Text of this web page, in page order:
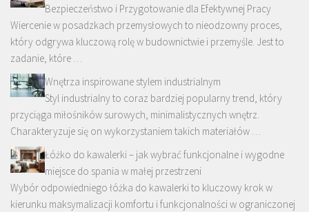
Bezpieczeństwo i Przygotowanie dla Efektywnej Pracy
Wiercenie w posadzkach przemysłowych to nieodzowny proces,
który odgrywa kluczową rolę w budownictwie i przemyśle. Jest to
zadanie, które …
Wnętrza inspirowane stylem industrialnym
Styl industrialny to coraz bardziej popularny trend, który
przyciąga miłośników surowych, minimalistycznych wnętrz.
Charakteryzuje się on wykorzystaniem takich materiałów …
Łóżko do kawalerki – jak wybrać funkcjonalne i wygodne
miejsce do spania w małej przestrzeni
Wybór odpowiedniego łóżka do kawalerki to kluczowy krok w
kierunku maksymalizacji komfortu i funkcjonalności w ograniczonej